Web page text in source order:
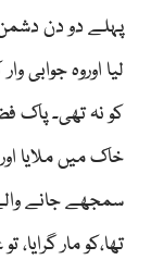
پہلے دو دن دشمن
لیا اوروہ جوابی
کو نہ تھی۔ پاک
خاک میں ملایا
سمجھے جانے
تھا،کو مار